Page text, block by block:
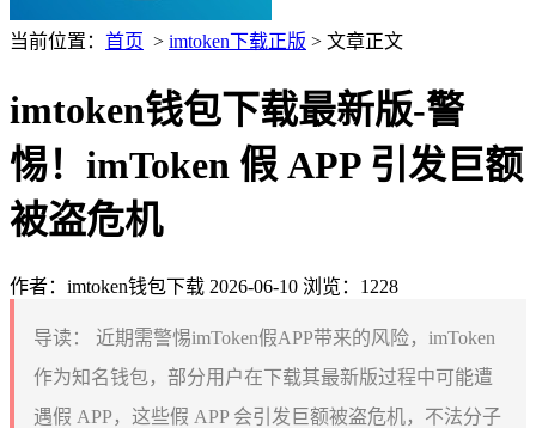
当前位置： 首页 > imtoken下载正版 > 文章正文
imtoken钱包下载最新版-警
惕！imToken 假 APP 引发巨额
被盗危机
作者：imtoken钱包下载 2026-06-10 浏览：1228
导读：
近期需警惕imToken假APP带来的风险，imToken
作为知名钱包，部分用户在下载其最新版过程中可能遭
遇假 APP，这些假 APP 会引发巨额被盗危机，不法分子